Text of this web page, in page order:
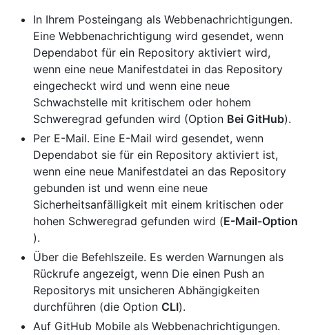
In Ihrem Posteingang als Webbenachrichtigungen.
Eine Webbenachrichtigung wird gesendet, wenn
Dependabot für ein Repository aktiviert wird,
wenn eine neue Manifestdatei in das Repository
eingecheckt wird und wenn eine neue
Schwachstelle mit kritischem oder hohem
Schweregrad gefunden wird (Option Bei GitHub).
Per E-Mail. Eine E-Mail wird gesendet, wenn
Dependabot sie für ein Repository aktiviert ist,
wenn eine neue Manifestdatei an das Repository
gebunden ist und wenn eine neue
Sicherheitsanfälligkeit mit einem kritischen oder
hohen Schweregrad gefunden wird (E-Mail-Option
).
Über die Befehlszeile. Es werden Warnungen als
Rückrufe angezeigt, wenn Die einen Push an
Repositorys mit unsicheren Abhängigkeiten
durchführen (die Option CLI).
Auf GitHub Mobile als Webbenachrichtigungen.